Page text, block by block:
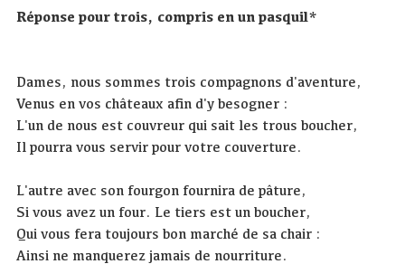
Réponse pour trois, compris en un pasquil*
Dames, nous sommes trois compagnons d'aventure,
Venus en vos châteaux afin d'y besogner :
L'un de nous est couvreur qui sait les trous boucher,
Il pourra vous servir pour votre couverture.
L'autre avec son fourgon fournira de pâture,
Si vous avez un four. Le tiers est un boucher,
Qui vous fera toujours bon marché de sa chair :
Ainsi ne manquerez jamais de nourriture.